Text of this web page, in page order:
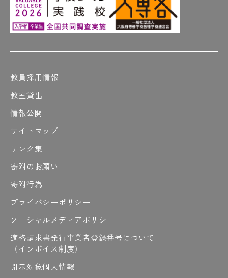
教員採用情報
教室貸出
情報公開
サイトマップ
リンク集
寄附のお願い
寄附行為
プライバシーポリシー
ソーシャルメディアポリシー
適格請求書発行事業者登録番号について
（インボイス制度）
開示対象個人情報